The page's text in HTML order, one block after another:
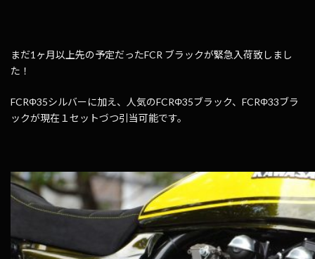
まだ1ヶ月以上先の予定だったFCR ブラックが緊急入荷致しまし
た！
FCRΦ35シルバーに加え、人気のFCRΦ35ブラック、FCRΦ33ブラ
ックが現在１セットづつ引当可能です。